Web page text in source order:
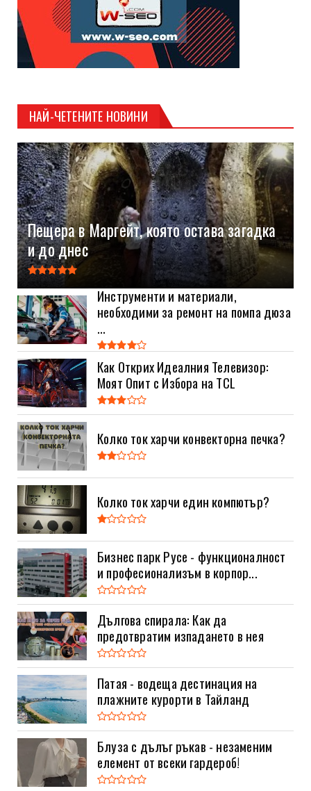
НАЙ-ЧЕТЕНИТЕ НОВИНИ
Пещера в Маргейт, която остава загадка
и до днес
Инструменти и материали,
необходими за ремонт на помпа дюза
...
Как Открих Идеалния Телевизор:
Моят Опит с Избора на TCL
Колко ток харчи конвекторна печка?
Колко ток харчи един компютър?
Бизнес парк Русе - функционалност
и професионализъм в корпор...
Дългова спирала: Как да
предотвратим изпадането в нея
Патая - водеща дестинация на
плажните курорти в Тайланд
Блуза с дълъг ръкав - незаменим
елемент от всеки гардероб!